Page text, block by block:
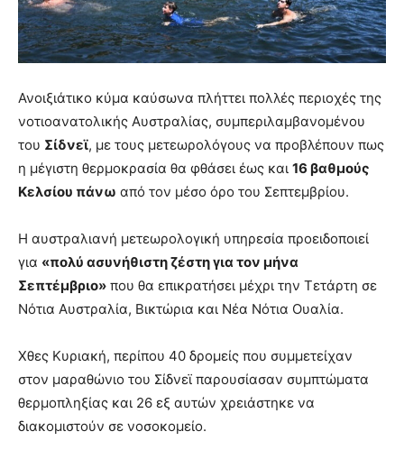
Ανοιξιάτικο κύμα καύσωνα πλήττει πολλές περιοχές της
νοτιοανατολικής Αυστραλίας, συμπεριλαμβανομένου
του Σίδνεϊ, με τους μετεωρολόγους να προβλέπουν πως
η μέγιστη θερμοκρασία θα φθάσει έως και 16 βαθμούς
Κελσίου πάνω από τον μέσο όρο του Σεπτεμβρίου.
Η αυστραλιανή μετεωρολογική υπηρεσία προειδοποιεί
για «πολύ ασυνήθιστη ζέστη για τον μήνα
Σεπτέμβριο» που θα επικρατήσει μέχρι την Τετάρτη σε
Νότια Αυστραλία, Βικτώρια και Νέα Νότια Ουαλία.
Χθες Κυριακή, περίπου 40 δρομείς που συμμετείχαν
στον μαραθώνιο του Σίδνεϊ παρουσίασαν συμπτώματα
θερμοπληξίας και 26 εξ αυτών χρειάστηκε να
διακομιστούν σε νοσοκομείο.